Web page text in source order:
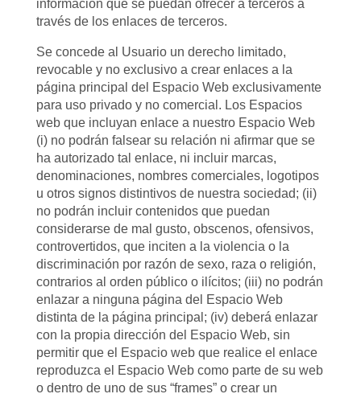
información que se puedan ofrecer a terceros a
través de los enlaces de terceros.
Se concede al Usuario un derecho limitado,
revocable y no exclusivo a crear enlaces a la
página principal del Espacio Web exclusivamente
para uso privado y no comercial. Los Espacios
web que incluyan enlace a nuestro Espacio Web
(i) no podrán falsear su relación ni afirmar que se
ha autorizado tal enlace, ni incluir marcas,
denominaciones, nombres comerciales, logotipos
u otros signos distintivos de nuestra sociedad; (ii)
no podrán incluir contenidos que puedan
considerarse de mal gusto, obscenos, ofensivos,
controvertidos, que inciten a la violencia o la
discriminación por razón de sexo, raza o religión,
contrarios al orden público o ilícitos; (iii) no podrán
enlazar a ninguna página del Espacio Web
distinta de la página principal; (iv) deberá enlazar
con la propia dirección del Espacio Web, sin
permitir que el Espacio web que realice el enlace
reproduzca el Espacio Web como parte de su web
o dentro de uno de sus “frames” o crear un